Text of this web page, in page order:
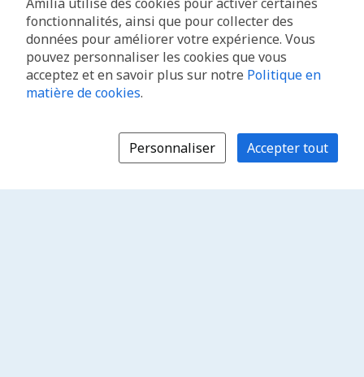
fonctionnalités, ainsi que pour collecter des
données pour améliorer votre expérience. Vous
pouvez personnaliser les cookies que vous
acceptez et en savoir plus sur notre Politique en
matière de cookies.
Personnaliser Accepter tout